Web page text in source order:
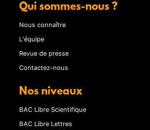
Qui sommes-nous ?
Nous connaître
L'équipe
Revue de presse
Contactez-nous
Nos niveaux
BAC Libre Scientifique
BAC Libre Lettres